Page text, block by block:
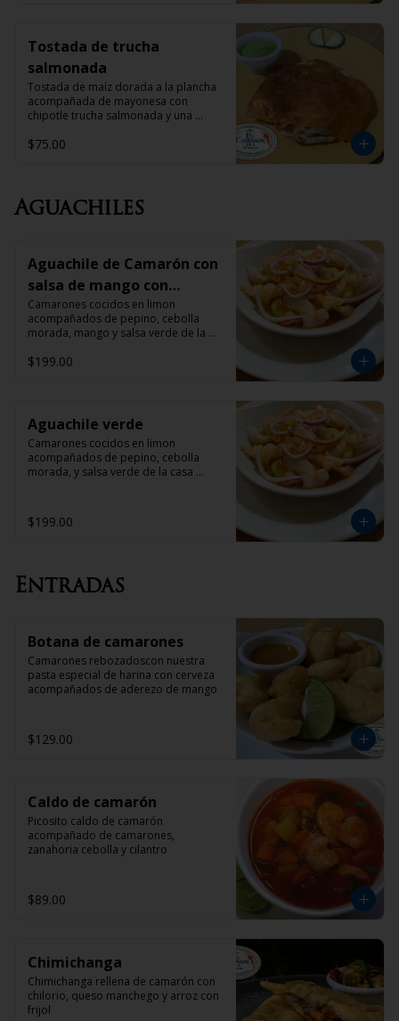
Tostada de trucha
salmonada
Tostada de maíz dorada a la plancha
acompañada de mayonesa con
chipotle trucha salmonada y una
$75.00
Aguachiles
Aguachile de Camarón con
salsa de mango con
habanero
Camarones cocidos en limon
acompañados de pepino, cebolla
morada, mango y salsa verde de la
$199.00
Aguachile verde
Camarones cocidos en limon
acompañados de pepino, cebolla
morada, y salsa verde de la casa
$199.00
Entradas
Botana de camarones
Camarones rebozadoscon nuestra
pasta especial de harina con cerveza
acompañados de aderezo de mango
$129.00
Caldo de camarón
Picosito caldo de camarón
acompañado de camarones,
zanahoria cebolla y cilantro
$89.00
Chimichanga
Chimichanga rellena de camarón con
chilorio, queso manchego y arroz con
frijol